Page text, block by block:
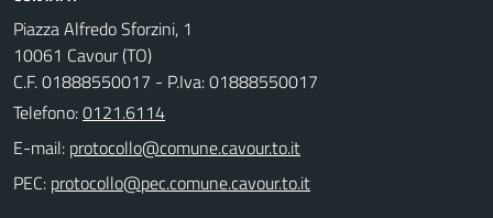
Piazza Alfredo Sforzini, 1
10061 Cavour (TO)
C.F. 01888550017 - P.Iva: 01888550017
Telefono:0121.6114
E-mail:
PEC: